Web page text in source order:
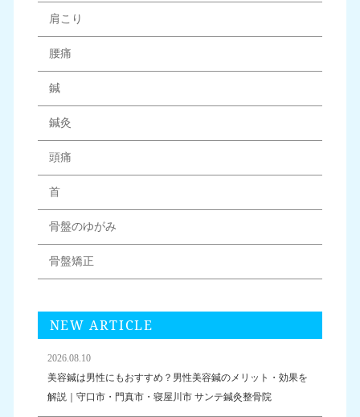
肩こり
腰痛
鍼
鍼灸
頭痛
首
骨盤のゆがみ
骨盤矯正
NEW ARTICLE
2026.08.10
美容鍼は男性にもおすすめ？男性美容鍼のメリット・効果を
解説｜守口市・門真市・寝屋川市 サンテ鍼灸整骨院